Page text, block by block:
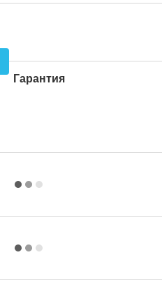
Гарантия